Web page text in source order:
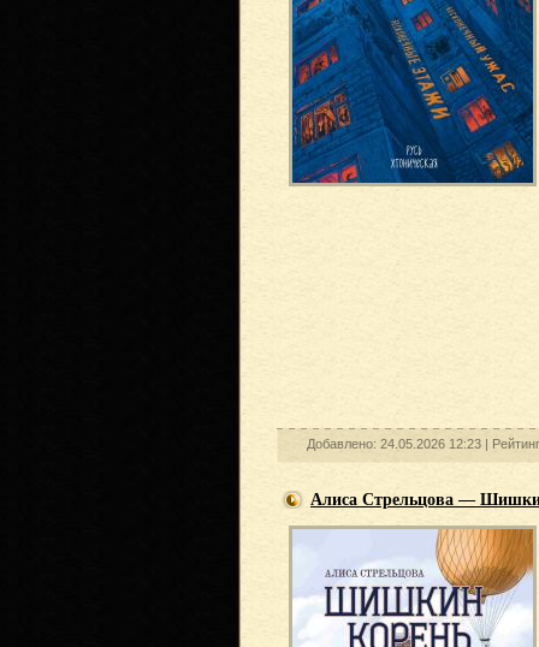
Добавлено: 24.05.2026 12:23 |
Алиса Стрельцова —